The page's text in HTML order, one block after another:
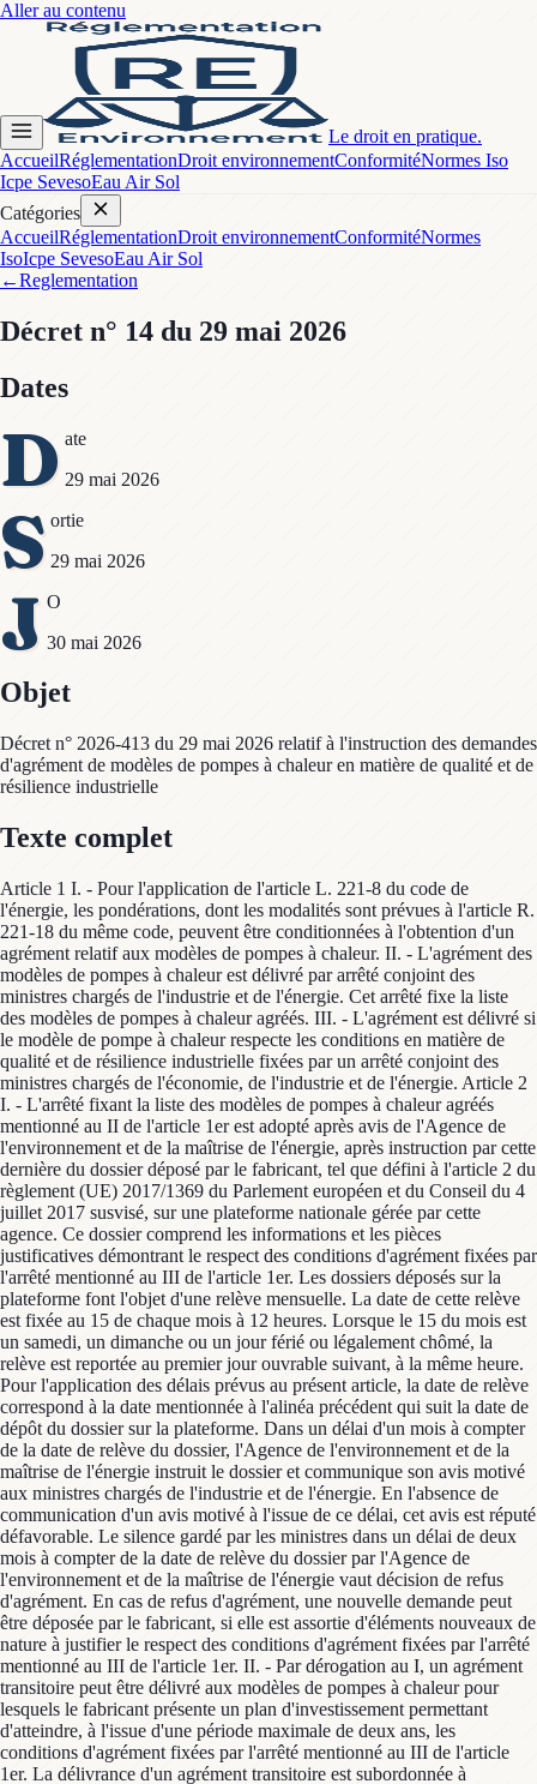
Aller au contenu
Le droit en pratique.
AccueilRéglementationDroit environnementConformitéNormes Iso
Icpe SevesoEau Air Sol
Catégories
AccueilRéglementationDroit environnementConformitéNormes
IsoIcpe SevesoEau Air Sol
←Reglementation
Décret n° 14 du 29 mai 2026
Dates
D ate
29 mai 2026
S ortie
29 mai 2026
J O
30 mai 2026
Objet
Décret n° 2026-413 du 29 mai 2026 relatif à l'instruction des demandes
d'agrément de modèles de pompes à chaleur en matière de qualité et de
résilience industrielle
Texte complet
Article 1 I. - Pour l'application de l'article L. 221-8 du code de
l'énergie, les pondérations, dont les modalités sont prévues à l'article R.
221-18 du même code, peuvent être conditionnées à l'obtention d'un
agrément relatif aux modèles de pompes à chaleur. II. - L'agrément des
modèles de pompes à chaleur est délivré par arrêté conjoint des
ministres chargés de l'industrie et de l'énergie. Cet arrêté fixe la liste
des modèles de pompes à chaleur agréés. III. - L'agrément est délivré si
le modèle de pompe à chaleur respecte les conditions en matière de
qualité et de résilience industrielle fixées par un arrêté conjoint des
ministres chargés de l'économie, de l'industrie et de l'énergie. Article 2
I. - L'arrêté fixant la liste des modèles de pompes à chaleur agréés
mentionné au II de l'article 1er est adopté après avis de l'Agence de
l'environnement et de la maîtrise de l'énergie, après instruction par cette
dernière du dossier déposé par le fabricant, tel que défini à l'article 2 du
règlement (UE) 2017/1369 du Parlement européen et du Conseil du 4
juillet 2017 susvisé, sur une plateforme nationale gérée par cette
agence. Ce dossier comprend les informations et les pièces
justificatives démontrant le respect des conditions d'agrément fixées par
l'arrêté mentionné au III de l'article 1er. Les dossiers déposés sur la
plateforme font l'objet d'une relève mensuelle. La date de cette relève
est fixée au 15 de chaque mois à 12 heures. Lorsque le 15 du mois est
un samedi, un dimanche ou un jour férié ou légalement chômé, la
relève est reportée au premier jour ouvrable suivant, à la même heure.
Pour l'application des délais prévus au présent article, la date de relève
correspond à la date mentionnée à l'alinéa précédent qui suit la date de
dépôt du dossier sur la plateforme. Dans un délai d'un mois à compter
de la date de relève du dossier, l'Agence de l'environnement et de la
maîtrise de l'énergie instruit le dossier et communique son avis motivé
aux ministres chargés de l'industrie et de l'énergie. En l'absence de
communication d'un avis motivé à l'issue de ce délai, cet avis est réputé
défavorable. Le silence gardé par les ministres dans un délai de deux
mois à compter de la date de relève du dossier par l'Agence de
l'environnement et de la maîtrise de l'énergie vaut décision de refus
d'agrément. En cas de refus d'agrément, une nouvelle demande peut
être déposée par le fabricant, si elle est assortie d'éléments nouveaux de
nature à justifier le respect des conditions d'agrément fixées par l'arrêté
mentionné au III de l'article 1er. II. - Par dérogation au I, un agrément
transitoire peut être délivré aux modèles de pompes à chaleur pour
lesquels le fabricant présente un plan d'investissement permettant
d'atteindre, à l'issue d'une période maximale de deux ans, les
conditions d'agrément fixées par l'arrêté mentionné au III de l'article
1er. La délivrance d'un agrément transitoire est subordonnée à